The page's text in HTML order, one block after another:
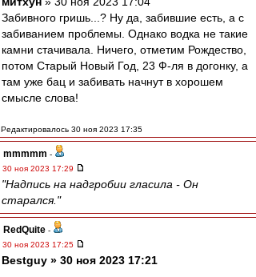
Забивного гришь...? Ну да, забившие есть, а с
забиванием проблемы. Однако водка не такие
камни стачивала. Ничего, отметим Рождество,
потом Старый Новый Год, 23 Ф-ля в догонку, а
там уже бац и забивать начнут в хорошем
смысле слова!
Редактировалось 30 ноя 2023 17:35
mmmmm -
30 ноя 2023 17:29
"Надпись на надгробии гласила - Он
старался."
RedQuite -
30 ноя 2023 17:25
Bestguy » 30 ноя 2023 17:21